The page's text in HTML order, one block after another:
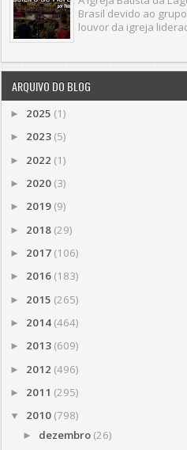
Brasil devido ao
louvor da igreja
ARQUIVO DO BLOG
► 2025 (1)
► 2023 (5)
► 2022 (1)
► 2020 (3)
► 2019 (9)
► 2018 (29)
► 2017 (106)
► 2016 (183)
► 2015 (265)
► 2014 (464)
► 2013 (609)
► 2012 (496)
► 2011 (295)
▼ 2010 (798)
► dezembro (26)